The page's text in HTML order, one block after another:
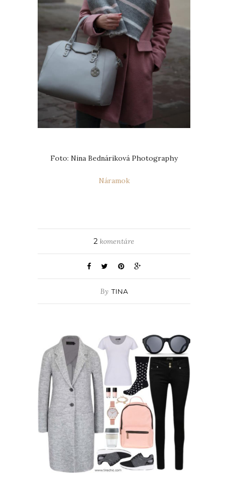
Foto: Nina Bednáriková Photography
Náramok
2 komentáre
By TINA